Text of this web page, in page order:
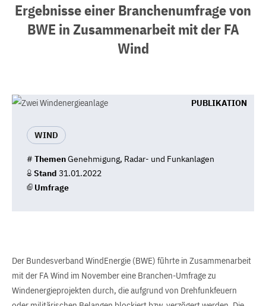
Ergebnisse einer Branchenumfrage von
BWE in Zusammenarbeit mit der FA
Wind
PUBLIKATION
WIND
# ThemenGenehmigung, Radar- und Funkanlagen
Stand 31.01.2022
Umfrage
Der Bundesverband WindEnergie (BWE) führte in Zusammenarbeit
mit der FA Wind im November eine Branchen-Umfrage zu
Windenergieprojekten durch, die aufgrund von Drehfunkfeuern